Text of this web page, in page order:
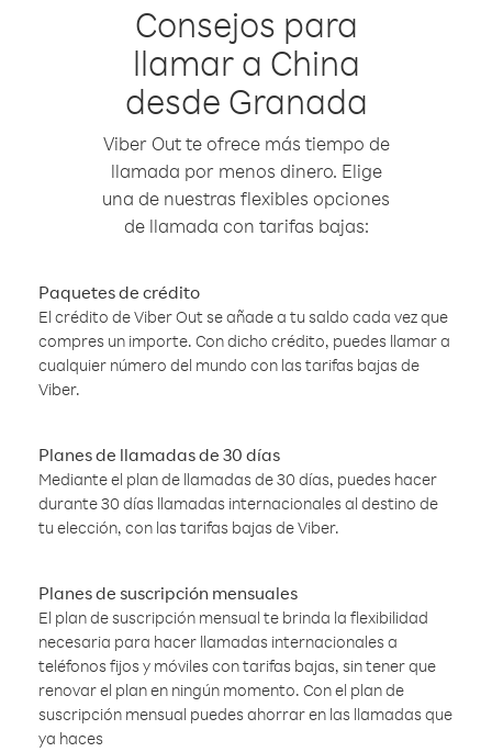
Consejos para
llamar a China
desde Granada
Viber Out te ofrece más tiempo de
llamada por menos dinero. Elige
una de nuestras flexibles opciones
de llamada con tarifas bajas:
Paquetes de crédito
El crédito de Viber Out se añade a tu saldo cada vez que
compres un importe. Con dicho crédito, puedes llamar a
cualquier número del mundo con las tarifas bajas de
Viber.
Planes de llamadas de 30 días
Mediante el plan de llamadas de 30 días, puedes hacer
durante 30 días llamadas internacionales al destino de
tu elección, con las tarifas bajas de Viber.
Planes de suscripción mensuales
El plan de suscripción mensual te brinda la flexibilidad
necesaria para hacer llamadas internacionales a
teléfonos fijos y móviles con tarifas bajas, sin tener que
renovar el plan en ningún momento. Con el plan de
suscripción mensual puedes ahorrar en las llamadas que
ya haces